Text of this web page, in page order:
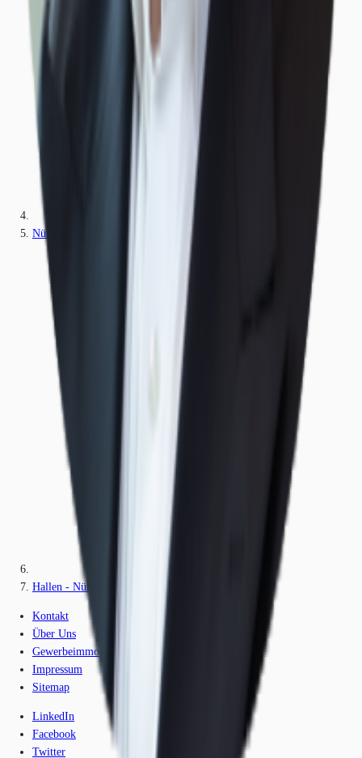
Nürnberg
Hallen - Nürnberg - M2229
Kontakt
Über Uns
Gewerbeimmobilien-Lexikon
Impressum
Sitemap
LinkedIn
Facebook
Twitter